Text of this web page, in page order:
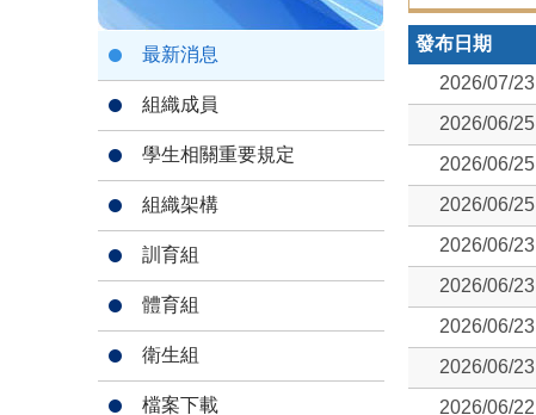
最新消息
組織成員
學生相關重要規定
組織架構
訓育組
體育組
衛生組
檔案下載
發布日期
2026/07/23
2026/06/25
2026/06/25
2026/06/25
2026/06/23
2026/06/23
2026/06/23
2026/06/23
2026/06/22